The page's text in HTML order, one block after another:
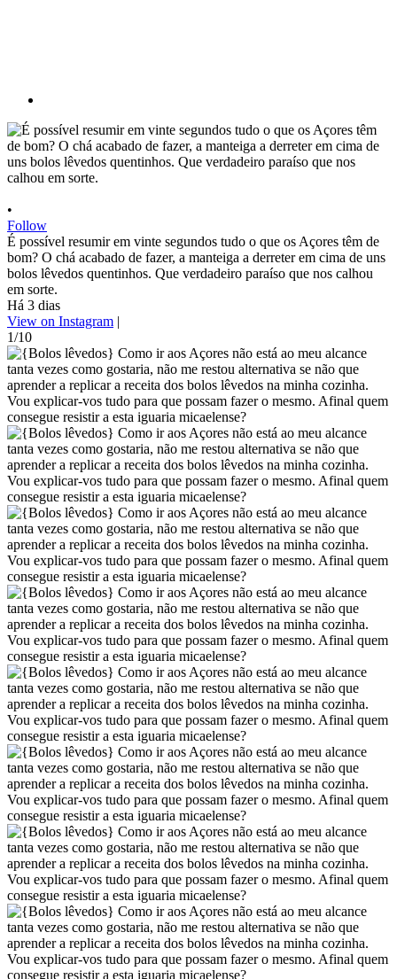
•
Follow
É possível resumir em vinte segundos tudo o que os Açores têm de
bom? O chá acabado de fazer, a manteiga a derreter em cima de uns
bolos lêvedos quentinhos. Que verdadeiro paraíso que nos calhou
em sorte.
Há 3 dias
View on Instagram |
1/10